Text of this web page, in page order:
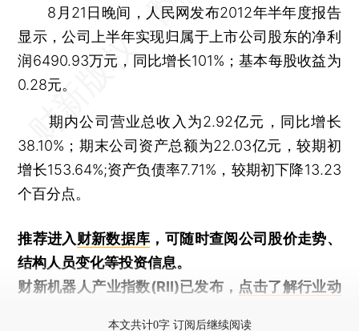
8月21日晚间，人民网发布2012年半年度报告
显示，公司上半年实现归属于上市公司股东的净利
润6490.93万元，同比增长101%；基本每股收益为
0.28元。
期内公司营业总收入为2.92亿元，同比增长
38.10%；期末公司资产总额为22.03亿元，较期初
增长153.64%;资产负债率7.71%，较期初下降13.23
个百分点。
推荐进入财新数据库 ，可随时查阅公司股价走势、
结构人员变化等投资信息。
财新机器人产业指数(RII)已发布， 点击了解行业动
本文共计0字 订阅后继续阅读